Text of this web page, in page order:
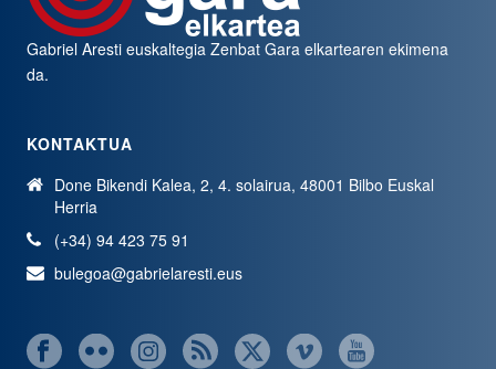
Gabriel Aresti euskaltegiaZenbat Gara elkartearen ekimena
da.
KONTAKTUA
Done Bikendi Kalea, 2, 4. solairua, 48001 Bilbo Euskal
Herria
(+34) 94 423 75 91
bulegoa@gabrielaresti.eus